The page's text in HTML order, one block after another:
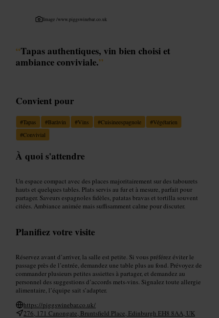
Image /www.piggswinebar.co.uk
“Tapas authentiques, vin bien choisi et
ambiance conviviale.”
Convient pour
#Tapas #Baràvin #Vins #Cuisineespagnole #Végétarien
#Convivial
À quoi s'attendre
Un espace compact avec des places majoritairement sur des tabourets
hauts et quelques tables. Plats servis au fur et à mesure, parfait pour
partager. Saveurs espagnoles fidèles, patatas bravas et tortilla souvent
citées. Ambiance animée mais suffisamment calme pour discuter.
Planifiez votre visite
Réservez avant d’arriver, la salle est petite. Si vous préférez éviter le
passage près de l’entrée, demandez une table plus au fond. Prévoyez de
commander plusieurs petites assiettes à partager, et demandez au
personnel des suggestions d’accords mets-vins. Signalez toute allergie
alimentaire, l’équipe sait s’adapter.
https://piggswinebar.co.uk/
276, 171 Canongate, Bruntsfield Place, Edinburgh EH8 8AA, UK